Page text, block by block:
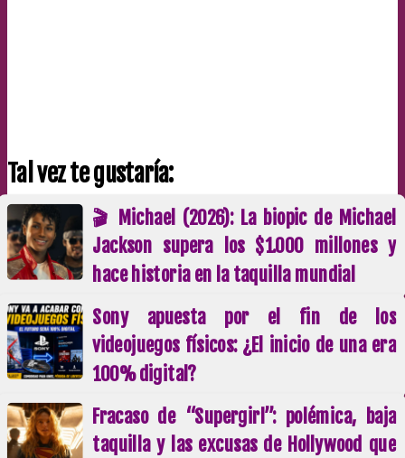
Tal vez te gustaría:
🎬 Michael (2026): La biopic de Michael
Jackson supera los $1.000 millones y
hace historia en la taquilla mundial
Sony apuesta por el fin de los
videojuegos físicos: ¿El inicio de una era
100% digital?
Fracaso de “Supergirl”: polémica, baja
taquilla y las excusas de Hollywood que